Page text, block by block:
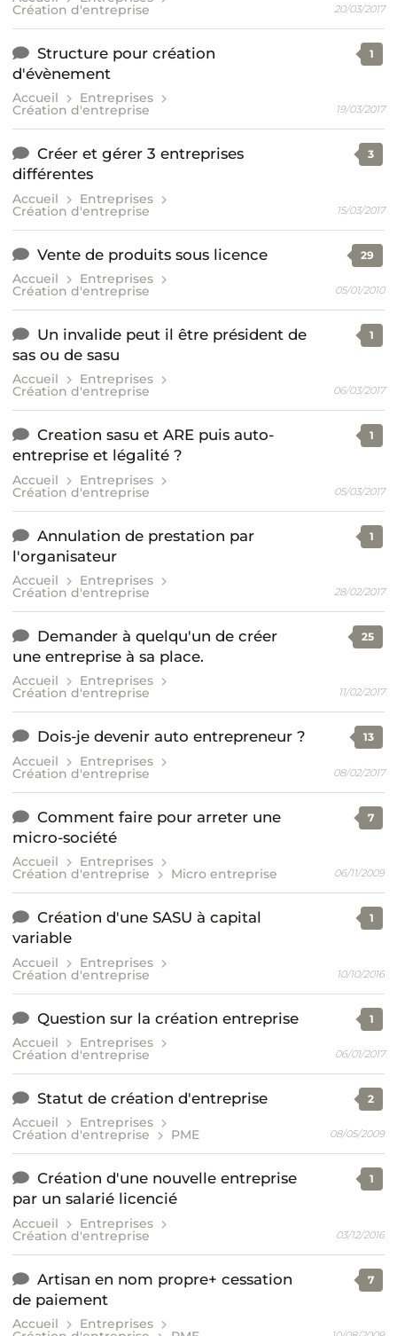
Création d'entreprise 20/03/2017
Structure pour création
d'évènement
Accueil Entreprises
Création d'entreprise
1
19/03/2017
Créer et gérer 3 entreprises
différentes
Accueil Entreprises
Création d'entreprise
3
15/03/2017
Vente de produits sous licence
Accueil Entreprises
Création d'entreprise
29
05/01/2010
Un invalide peut il être président de
sas ou de sasu
Accueil Entreprises
Création d'entreprise
1
06/03/2017
Creation sasu et ARE puis auto-
entreprise et légalité ?
Accueil Entreprises
Création d'entreprise
1
05/03/2017
Annulation de prestation par
l'organisateur
Accueil Entreprises
Création d'entreprise
1
28/02/2017
Demander à quelqu'un de créer
une entreprise à sa place.
Accueil Entreprises
Création d'entreprise
25
11/02/2017
Dois-je devenir auto entrepreneur ?
Accueil Entreprises
Création d'entreprise
13
08/02/2017
Comment faire pour arreter une
micro-société
Accueil Entreprises
Création d'entreprise Micro entreprise
7
06/11/2009
Création d'une SASU à capital
variable
Accueil Entreprises
Création d'entreprise
1
10/10/2016
Question sur la création entreprise
Accueil Entreprises
Création d'entreprise
1
06/01/2017
Statut de création d'entreprise
Accueil Entreprises
Création d'entreprise PME
2
08/05/2009
Création d'une nouvelle entreprise
par un salarié licencié
Accueil Entreprises
Création d'entreprise
1
03/12/2016
Artisan en nom propre+ cessation
de paiement
Accueil Entreprises
7